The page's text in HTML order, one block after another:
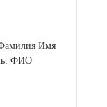
Имя
ФИО